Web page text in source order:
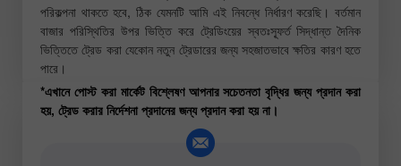
পরিকল্পনা থাকতে হবে, ঠিক যেমনটি আমি এই নিবন্ধে নির্ধারণ করেছি। বর্তমান
বাজার পরিস্থিতির উপর ভিত্তি করে ট্রেডিংয়ের স্বতঃস্ফূর্ত সিদ্ধান্ত দৈনিক
ভিত্তিতে ট্রেড করা যেকোন নতুন ট্রেডারের জন্য সহজাতভাবে ক্ষতির কারণ হতে
পারে।
*এখানে পোস্ট করা মার্কেট বিশ্লেষণ আপনার সচেতনতা বৃদ্ধির জন্য প্রদান করা
হয়, ট্রেড করার নির্দেশনা প্রদানের জন্য প্রদান করা হয় না।